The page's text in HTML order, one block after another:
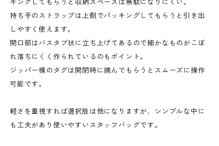
キングしてもらうと収納スペースは無駄になりにくい。
持ち手のストラップは上側でパッキングしてもらうと引き出
しやすく使えます。
開口部はバスタブ状に立ち上げてあるので細かなものがこぼ
れ落ちにくく作られているのもポイント。
ジッパー横のタグは開閉時に摘んでもらうとスムーズに操作
可能です。
軽さを重視すれば選択肢は他になりますが、シンプルな中に
も工夫があり使いやすいスタッフバッグです。